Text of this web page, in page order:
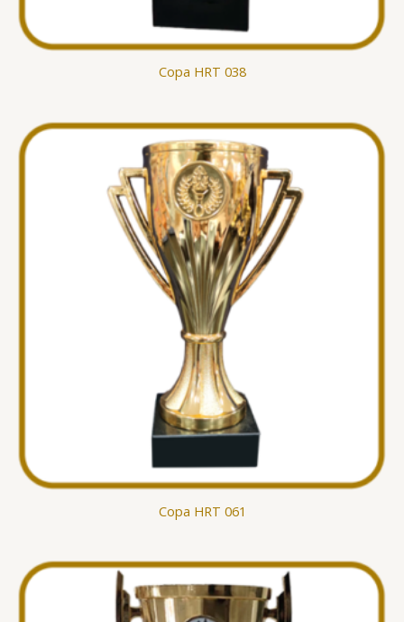
Copa HRT 038
Copa HRT 061